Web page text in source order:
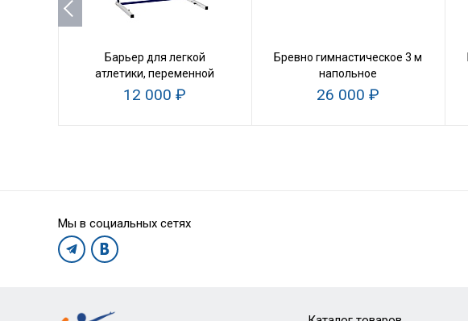
Барьер для легкой
атлетики, переменной
высоты
12 000 ₽
Бревно гимнастическое 3 м
напольное
26 000 ₽
Мы в социальных сетях